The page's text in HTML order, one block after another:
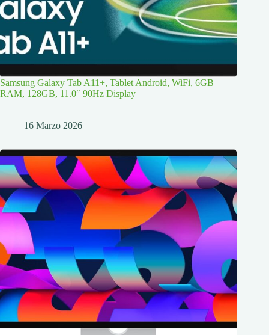
Samsung Galaxy Tab A11+, Tablet Android, WiFi, 6GB
RAM, 128GB, 11.0″ 90Hz Display
16 Marzo 2026